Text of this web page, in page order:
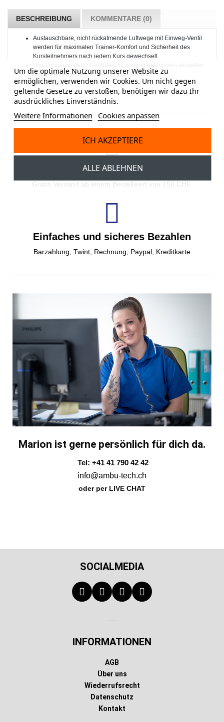
BESCHREIBUNG KOMMENTARE (0)
Austauschbare, nicht rückatmende Luftwege mit Einweg-Ventil
werden für maximalen Trainer-Komfort und Sicherheit des
Kursteilnehmers nach jedem Kurs gewechselt
und vorangegangenen Trainingsmodellen
VE: 24 Stk.
Gratisversand
Gratis Versand ab einem Bestellwert von 150 CHF.
Einfaches und sicheres Bezahlen
Barzahlung, Twint, Rechnung, Paypal, Kreditkarte
Marion ist gerne persönlich für dich da.
Tel: +41 41 790 42 42
info@ambu-tech.ch
oder per LIVE CHAT
SOCIALMEDIA
INFORMATIONEN
AGB
Über uns
Wiederrufsrecht
Datenschutz
Kontakt
Um die optimale Nutzung unserer Website zu
ermöglichen, verwenden wir Cookies. Um nicht gegen
geltende Gesetze zu verstoßen, benötigen wir dazu Ihr
ausdrückliches Einverständnis.
Weitere Informationen Cookies anpassen
ALLE ABLEHNEN
ICH AKZEPTIERE